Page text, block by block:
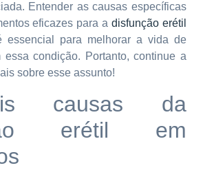
Entender as causas específicas
eficazes para a disfunção erétil
essencial para melhorar a vida de
essa condição. Portanto, continue a
sobre esse assunto!
causas da
erétil em